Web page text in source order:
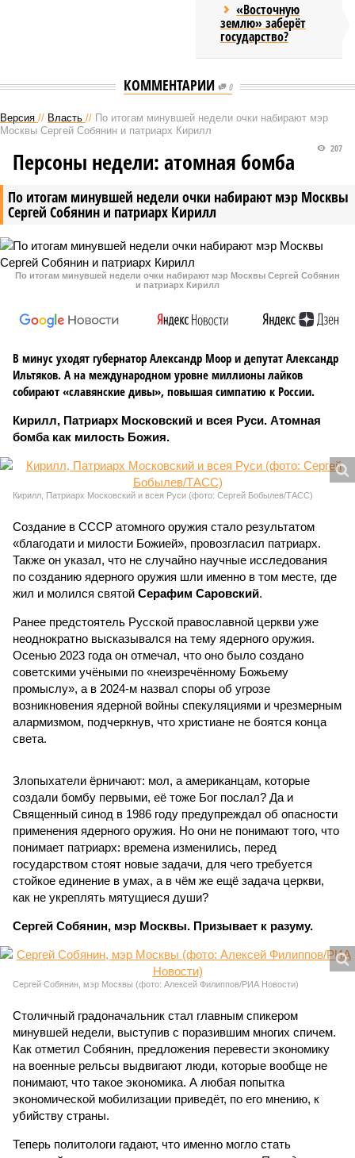
«Восточную
землю» заберёт
государство?
КОММЕНТАРИИ 0
Версия // Власть // По итогам минувшей недели очки набирают мэр
Москвы Сергей Собянин и патриарх Кирилл
По итогам минувшей недели очки набирают мэр Москвы
Сергей Собянин и патриарх Кирилл
207
Персоны недели: атомная бомба
По итогам минувшей недели очки набирают мэр Москвы Сергей Собянин
и патриарх Кирилл
В минус уходят губернатор Александр Моор и депутат Александр
Ильтяков. А на международном уровне миллионы лайков
собирают «славянские дивы», повышая симпатию к России.
Кирилл, Патриарх Московский и всея Руси. Атомная
бомба как милость Божия.
Кирилл, Патриарх Московский и всея Руси (фото: Сергей Бобылев/ТАСС)
Создание в СССР атомного оружия стало результатом
«благодати и милости Божией», провозгласил патриарх.
Также он указал, что не случайно научные исследования
по созданию ядерного оружия шли именно в том месте, где
жил и молился святой Серафим Саровский.
Ранее предстоятель Русской православной церкви уже
неоднократно высказывался на тему ядерного оружия.
Осенью 2023 года он отмечал, что оно было создано
советскими учёными по «неизречённому Божьему
промыслу», а в 2024-м назвал споры об угрозе
возникновения ядерной войны спекуляциями и чрезмерным
алармизмом, подчеркнув, что христиане не боятся конца
света.
Злопыхатели ёрничают: мол, а американцам, которые
создали бомбу первыми, её тоже Бог послал? Да и
Священный синод в 1986 году предупреждал об опасности
применения ядерного оружия. Но они не понимают того, что
понимает патриарх: времена изменились, перед
государством стоят новые задачи, для чего требуется
стойкое единение в умах, а в чём же ещё задача церкви,
как не укреплять мятущиеся души?
Сергей Собянин, мэр Москвы. Призывает к разуму.
Сергей Собянин, мэр Москвы (фото: Алексей Филиппов/РИА Новости)
Столичный градоначальник стал главным спикером
минувшей недели, выступив с поразившим многих спичем.
Как отметил Собянин, предложения перевести экономику
на военные рельсы выдвигают люди, которые вообще не
понимают, что такое экономика. А любая попытка
экономической мобилизации приведёт, по его мнению, к
убийству страны.
Теперь политологи гадают, что именно могло стать